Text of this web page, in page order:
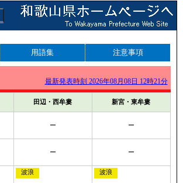
用語集 注意事項
最新発表時刻 2026年08月08日 12時21分
田辺・西牟婁 新宮・東牟婁
ー ー
ー ー
波浪 波浪